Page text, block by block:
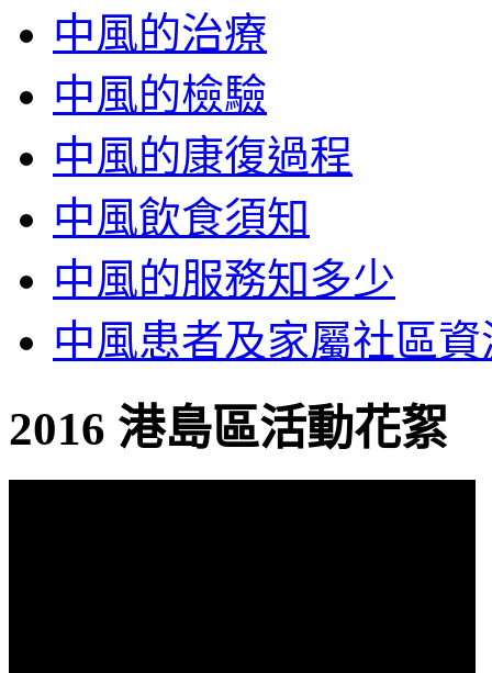
中風的治療
中風的檢驗
中風的康復過程
中風飲食須知
中風的服務知多少
中風患者及家屬社區資
2016 港島區活動花絮